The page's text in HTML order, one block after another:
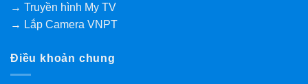
→ Truyền hình My TV
→ Lắp Camera VNPT
Điều khoản chung